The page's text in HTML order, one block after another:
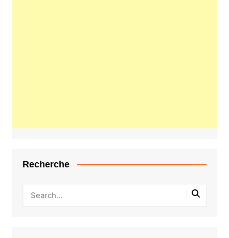
Recherche